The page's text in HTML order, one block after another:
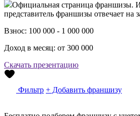
Официальная страница франшизы.
представитель франшизы отвечает на
Взнос: 100 000 - 1 000 000
Доход в месяц: от 300 000
Скачать презентацию
Фильтр + Добавить франшизу